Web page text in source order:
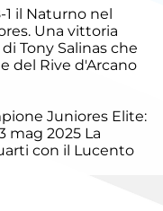
1 il Naturno nel
Una vittoria
Tony Salinas che
del Rive d'Arcano
Juniores Elite:
mag 2025 La
con il Lucento